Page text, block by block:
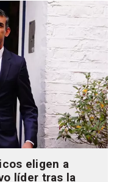
eligen a
líder tras la